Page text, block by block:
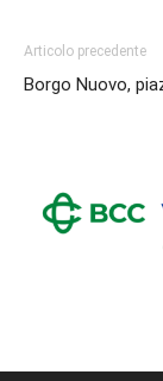
Articolo precedente
Borgo Nuovo,